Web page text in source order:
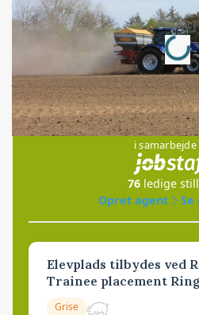
Annonce
Loading...
i
76 ledige
Opret agent
Se
Elevplads tilbydes ved
Trainee placement
Grise